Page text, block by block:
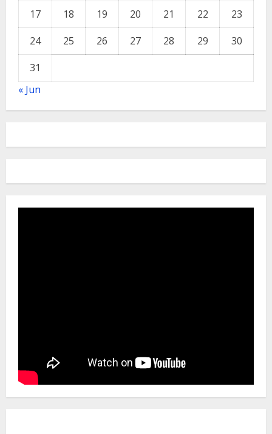
17
18 19 20 21 22
23
24
25 26 27 28 29
30
31
« Jun